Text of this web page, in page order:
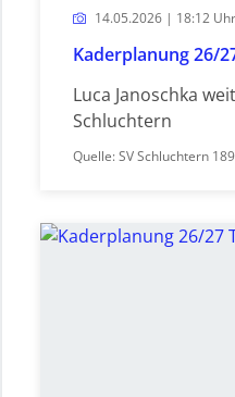
14.05.2026 | 18:12 Uhr
Kaderplanung 26/
Luca Janoschka
Schluchtern
Quelle: SV Schluchtern